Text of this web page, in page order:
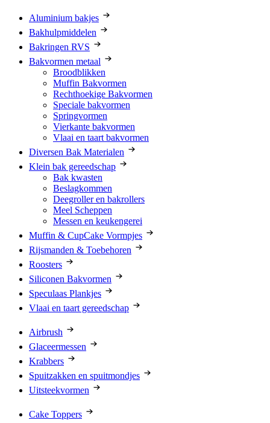
Aluminium bakjes
Bakhulpmiddelen
Bakringen RVS
Bakvormen metaal
Broodblikken
Muffin Bakvormen
Rechthoekige Bakvormen
Speciale bakvormen
Springvormen
Vierkante bakvormen
Vlaai en taart bakvormen
Diversen Bak Materialen
Klein bak gereedschap
Bak kwasten
Beslagkommen
Deegroller en bakrollers
Meel Scheppen
Messen en keukengerei
Muffin & CupCake Vormpjes
Rijsmanden & Toebehoren
Roosters
Siliconen Bakvormen
Speculaas Plankjes
Vlaai en taart gereedschap
Airbrush
Glaceermessen
Krabbers
Spuitzakken en spuitmondjes
Uitsteekvormen
Cake Toppers